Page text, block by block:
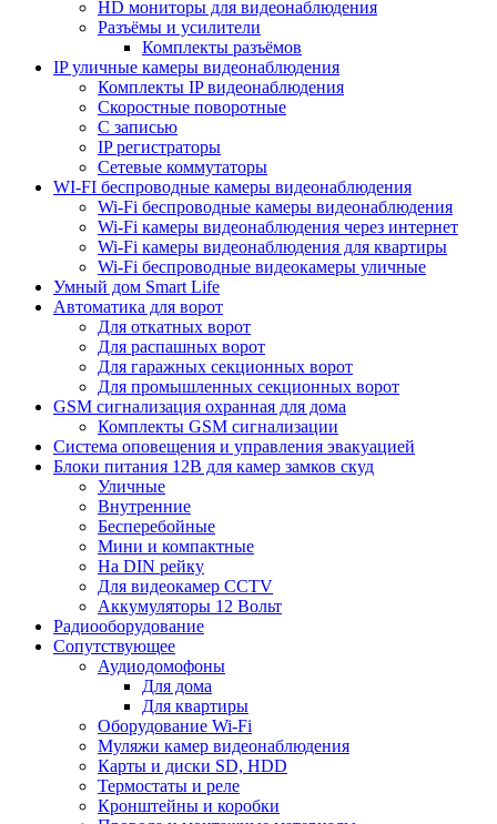
HD мониторы для видеонаблюдения
Разъёмы и усилители
Комплекты разъёмов
IP уличные камеры видеонаблюдения
Комплекты IP видеонаблюдения
Скоростные поворотные
С записью
IP регистраторы
Сетевые коммутаторы
WI-FI беспроводные камеры видеонаблюдения
Wi-Fi беспроводные камеры видеонаблюдения
Wi-Fi камеры видеонаблюдения через интернет
Wi-Fi камеры видеонаблюдения для квартиры
Wi-Fi беспроводные видеокамеры уличные
Умный дом Smart Life
Автоматика для ворот
Для откатных ворот
Для распашных ворот
Для гаражных секционных ворот
Для промышленных секционных ворот
GSM сигнализация охранная для дома
Комплекты GSM сигнализации
Cистема оповещения и управления эвакуацией
Блоки питания 12В для камер замков скуд
Уличные
Внутренние
Бесперебойные
Мини и компактные
На DIN рейку
Для видеокамер CCTV
Аккумуляторы 12 Вольт
Радиооборудование
Сопутствующее
Аудиодомофоны
Для дома
Для квартиры
Оборудование Wi-Fi
Муляжи камер видеонаблюдения
Карты и диски SD, HDD
Термостаты и реле
Кронштейны и коробки